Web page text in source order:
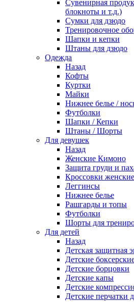
Сувенирная
блокноты и т.д.)
Сумки для дзюдо
Тренировочное
Шапки и кепки
Штаны для дзюдо
Одежда
Назад
Кофты
Куртки
Майки
Нижнее белье /
Футболки
Шапки / Кепки
Штаны / Шорты
Для девушек
Назад
Женские Кимоно
Защита груди и
Кроссовки женские
Леггинсы
Нижнее белье
Рашгарды и топы
Футболки
Шорты для
Для детей
Назад
Детская защитная
Детские
Детские борцовки
Детские капы
Детские
Детские